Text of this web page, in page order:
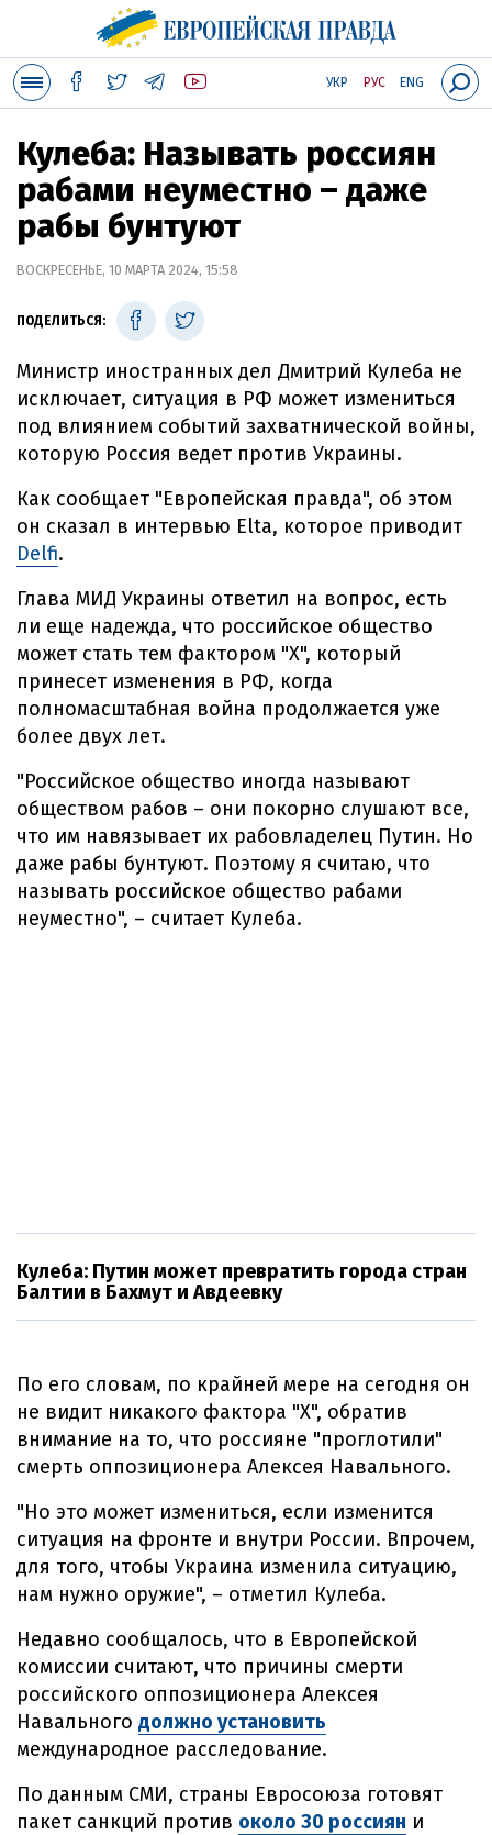
УКР РУС ENG
Кулеба: Называть россиян
рабами неуместно – даже
рабы бунтуют
ВОСКРЕСЕНЬЕ, 10 МАРТА 2024, 15:58
ПОДЕЛИТЬСЯ:
Министр иностранных дел Дмитрий Кулеба не
исключает, ситуация в РФ может измениться
под влиянием событий захватнической войны,
которую Россия ведет против Украины.
Как сообщает "Европейская правда", об этом
он сказал в интервью Elta, которое приводит
Delfi.
Глава МИД Украины ответил на вопрос, есть
ли еще надежда, что российское общество
может стать тем фактором "Х", который
принесет изменения в РФ, когда
полномасштабная война продолжается уже
более двух лет.
"Российское общество иногда называют
обществом рабов – они покорно слушают все,
что им навязывает их рабовладелец Путин. Но
даже рабы бунтуют. Поэтому я считаю, что
называть российское общество рабами
неуместно", – считает Кулеба.
Кулеба: Путин может превратить города стран
Балтии в Бахмут и Авдеевку
По его словам, по крайней мере на сегодня он
не видит никакого фактора "Х", обратив
внимание на то, что россияне "проглотили"
смерть оппозиционера Алексея Навального.
"Но это может измениться, если изменится
ситуация на фронте и внутри России. Впрочем,
для того, чтобы Украина изменила ситуацию,
нам нужно оружие", – отметил Кулеба.
Недавно сообщалось, что в Европейской
комиссии считают, что причины смерти
российского оппозиционера Алексея
Навального должно установить
международное расследование.
По данным СМИ, страны Евросоюза готовят
пакет санкций против около 30 россиян и